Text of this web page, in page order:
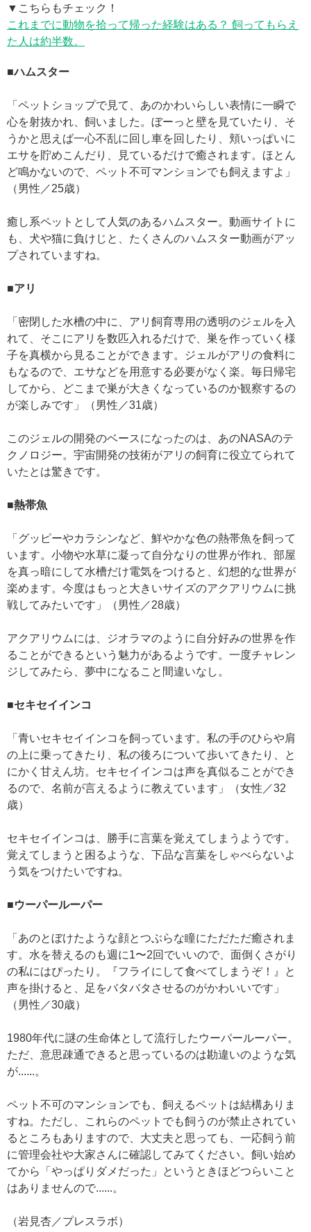
▼こちらもチェック！
これまでに動物を拾って帰った経験はある？ 飼ってもらえ
た人は約半数。
■ハムスター
「ペットショップで見て、あのかわいらしい表情に一瞬で
心を射抜かれ、飼いました。ぼーっと壁を見ていたり、そ
うかと思えば一心不乱に回し車を回したり、頬いっぱいに
エサを貯めこんだり、見ているだけで癒されます。ほとん
ど鳴かないので、ペット不可マンションでも飼えますよ」
（男性／25歳）
癒し系ペットとして人気のあるハムスター。動画サイトに
も、犬や猫に負けじと、たくさんのハムスター動画がアッ
プされていますね。
■アリ
「密閉した水槽の中に、アリ飼育専用の透明のジェルを入
れて、そこにアリを数匹入れるだけで、巣を作っていく様
子を真横から見ることができます。ジェルがアリの食料に
もなるので、エサなどを用意する必要がなく楽。毎日帰宅
してから、どこまで巣が大きくなっているのか観察するの
が楽しみです」（男性／31歳）
このジェルの開発のベースになったのは、あのNASAのテ
クノロジー。宇宙開発の技術がアリの飼育に役立てられて
いたとは驚きです。
■熱帯魚
「グッピーやカラシンなど、鮮やかな色の熱帯魚を飼って
います。小物や水草に凝って自分なりの世界が作れ、部屋
を真っ暗にして水槽だけ電気をつけると、幻想的な世界が
楽めます。今度はもっと大きいサイズのアクアリウムに挑
戦してみたいです」（男性／28歳）
アクアリウムには、ジオラマのように自分好みの世界を作
ることができるという魅力があるようです。一度チャレン
ジしてみたら、夢中になること間違いなし。
■セキセイインコ
「青いセキセイインコを飼っています。私の手のひらや肩
の上に乗ってきたり、私の後ろについて歩いてきたり、と
にかく甘えん坊。セキセイインコは声を真似ることができ
るので、名前が言えるように教えています」（女性／32
歳）
セキセイインコは、勝手に言葉を覚えてしまうようです。
覚えてしまうと困るような、下品な言葉をしゃべらないよ
う気をつけたいですね。
■ウーパールーパー
「あのとぼけたような顔とつぶらな瞳にただただ癒されま
す。水を替えるのも週に1〜2回でいいので、面倒くさがり
の私にはぴったり。『フライにして食べてしまうぞ！』と
声を掛けると、足をバタバタさせるのがかわいいです」
（男性／30歳）
1980年代に謎の生命体として流行したウーパールーパー。
ただ、意思疎通できると思っているのは勘違いのような気
が......。
ペット不可のマンションでも、飼えるペットは結構ありま
すね。ただし、これらのペットでも飼うのが禁止されてい
るところもありますので、大丈夫と思っても、一応飼う前
に管理会社や大家さんに確認してみてください。飼い始め
てから「やっぱりダメだった」というときほどつらいこと
はありませんので......。
（岩見杏／プレスラボ）